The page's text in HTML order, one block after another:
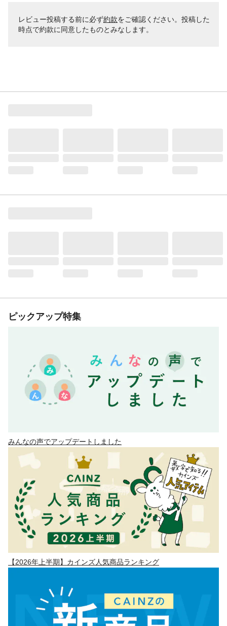
レビュー投稿する前に必ず約款をご確認ください。投稿した
時点で約款に同意したものとみなします。
ピックアップ特集
みんなの声でアップデートしました
【2026年上半期】カインズ人気商品ランキング